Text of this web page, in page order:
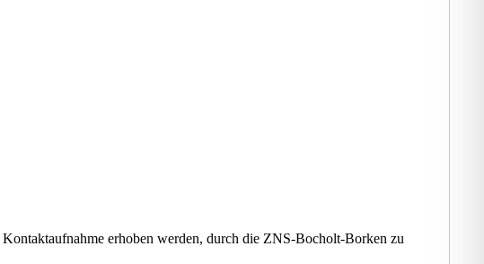
erhoben werden, durch die ZNS-Bocholt-Borken zu